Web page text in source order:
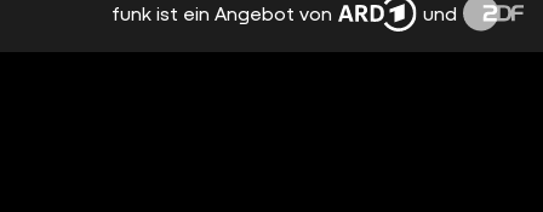
BUNDESLIGA: DAS MUSS SICH BEIM BVB
DRINGEND ÄNDERN! | RÜCKBLICK 28.
funk ist ein Angebot von und